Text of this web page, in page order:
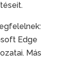
Edge
Más